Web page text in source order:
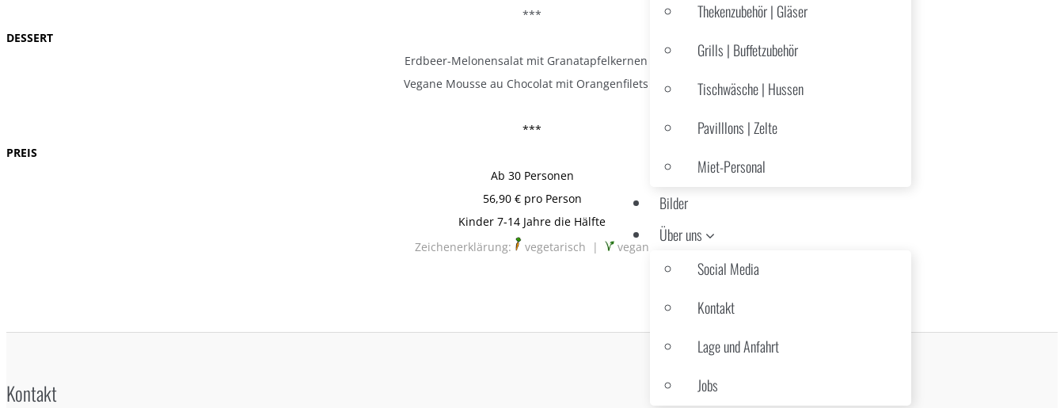
Thekenzubehör | Gläser
Grills | Buffetzubehör
Tischwäsche | Hussen
Pavilllons | Zelte
Miet-Personal
Bilder
Über uns
Social Media
Kontakt
Lage und Anfahrt
Jobs
***
DESSERT
Erdbeer-Melonensalat mit Granatapfelkernen
Vegane Mousse au Chocolat mit Orangenfilets
***
PREIS
Ab 30 Personen
56,90 € pro Person
Kinder 7-14 Jahre die Hälfte
Zeichenerklärung:
vegetarisch | vegan
Kontakt